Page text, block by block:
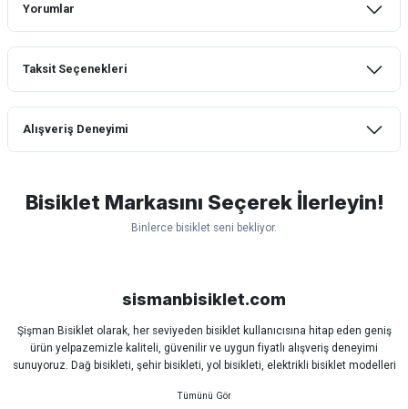
Yorumlar
Taksit Seçenekleri
Alışveriş Deneyimi
lastik yanak kısmından 3cm yarıldı ama
normal sürüşe uygun
Bahriye Akay Tan | 21/07/2026
Siparişim problemsiz geldi teşekkürler.
Bisiklet Markasını Seçerek İlerleyin!
Binlerce bisiklet seni bekliyor.
sismanbisiklet.com
Şişman Bisiklet olarak, her seviyeden bisiklet kullanıcısına hitap eden geniş
ürün yelpazemizle kaliteli, güvenilir ve uygun fiyatlı alışveriş deneyimi
sunuyoruz. Dağ bisikleti, şehir bisikleti, yol bisikleti, elektrikli bisiklet modelleri
Sürüş keyfinizi artırmak için dünyanın önde gelen markalarına ait bisiklet